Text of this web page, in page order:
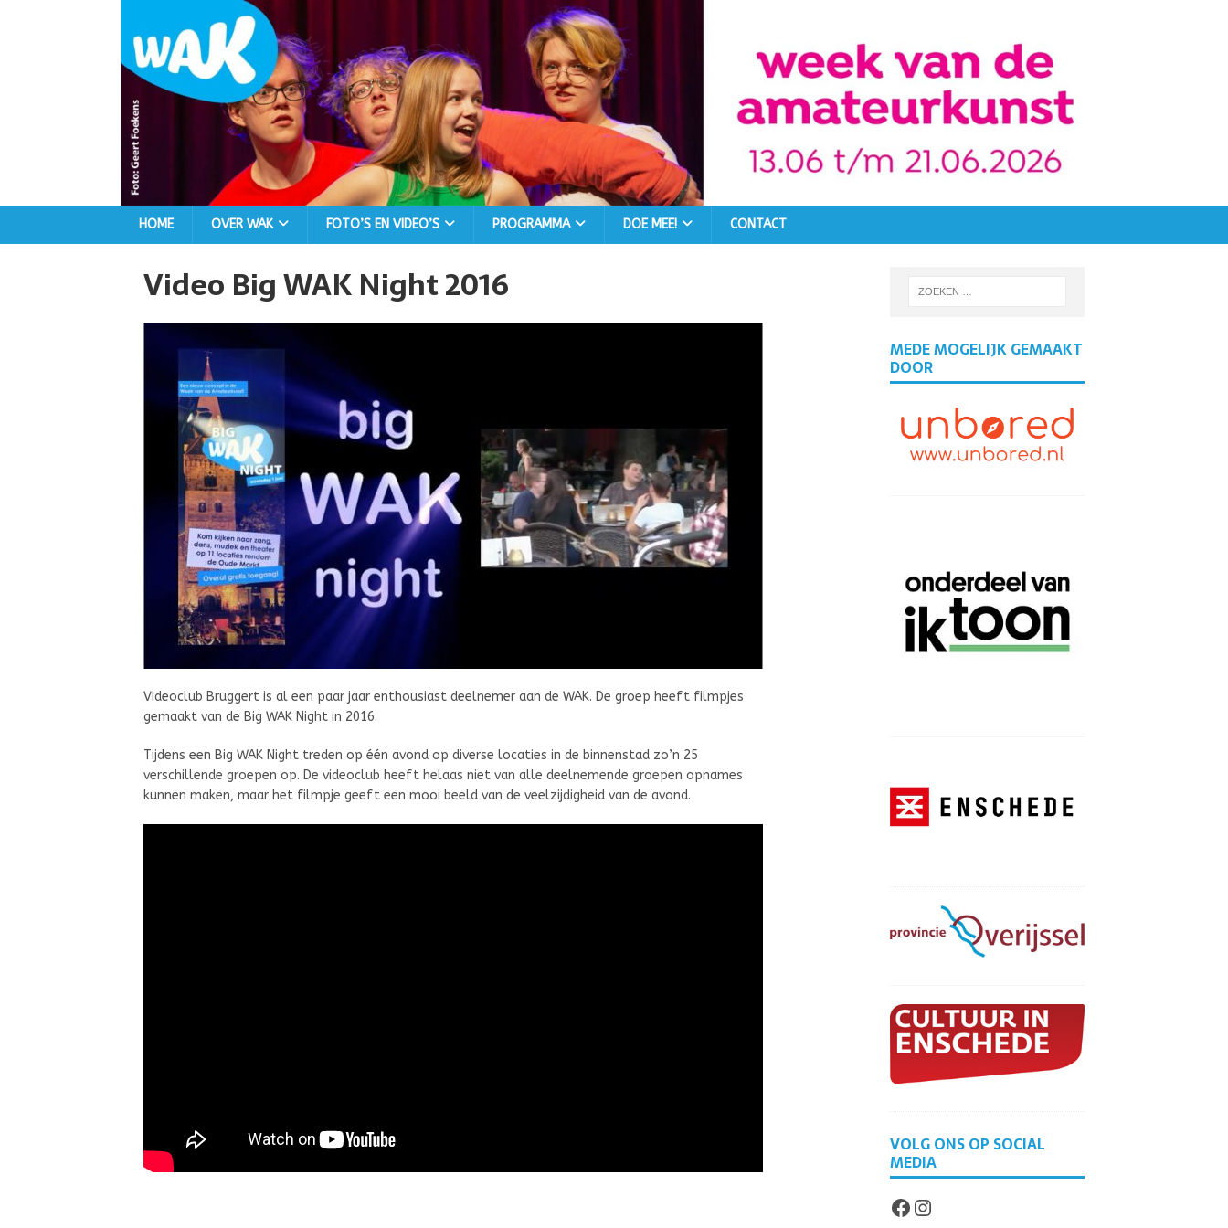
HOME OVER WAK FOTO’S EN VIDEO’S PROGRAMMA DOE MEE! CONTACT
Video Big WAK Night 2016
Videoclub Bruggert is al een paar jaar enthousiast deelnemer aan de WAK. De groep heeft filmpjes
gemaakt van de Big WAK Night in 2016.
Tijdens een Big WAK Night treden op één avond op diverse locaties in de binnenstad zo’n 25
verschillende groepen op. De videoclub heeft helaas niet van alle deelnemende groepen opnames
kunnen maken, maar het filmpje geeft een mooi beeld van de veelzijdigheid van de avond.
MEDE MOGELIJK GEMAAKT
DOOR
VOLG ONS OP SOCIAL
MEDIA